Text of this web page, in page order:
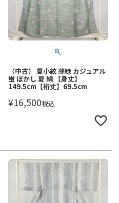
（中古） 夏小紋 薄緑 カジュアル
蛍 ぼかし 夏 絹 【身丈】
149.5cm【裄丈】69.5cm
¥16,500税込